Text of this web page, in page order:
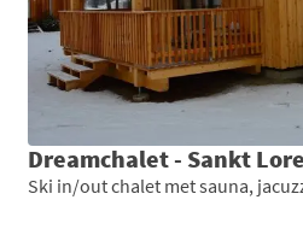
Dreamchalet - Sankt
Ski in/out chalet met sauna,